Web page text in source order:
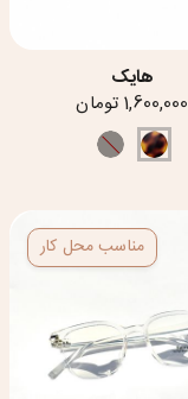
هایک
1,600,000 تومان
مناسب محل کار